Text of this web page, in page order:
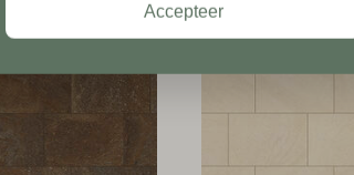
Accepteer